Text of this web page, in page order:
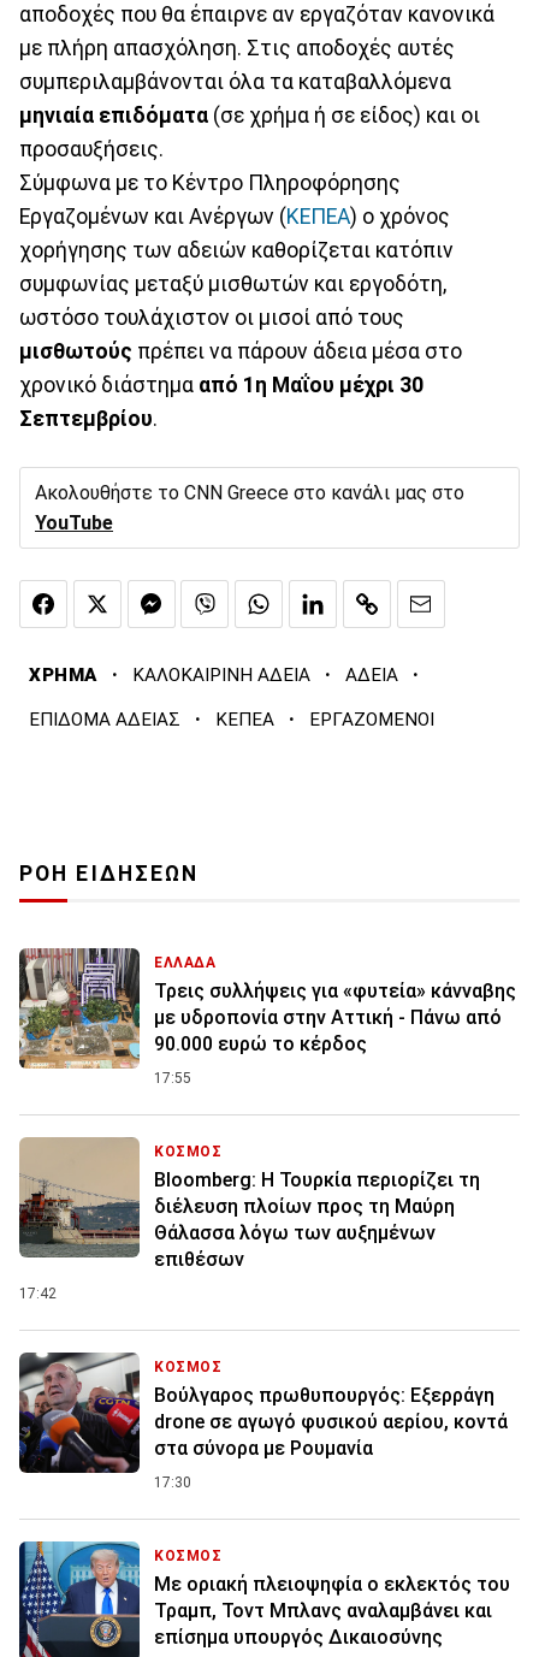
αποδοχές που θα έπαιρνε αν εργαζόταν κανονικά
με πλήρη απασχόληση. Στις αποδοχές αυτές
συμπεριλαμβάνονται όλα τα καταβαλλόμενα
μηνιαία επιδόματα (σε χρήμα ή σε είδος) και οι
προσαυξήσεις.
Σύμφωνα με το Κέντρο Πληροφόρησης
Εργαζομένων και Ανέργων (ΚΕΠΕΑ) ο χρόνος
χορήγησης των αδειών καθορίζεται κατόπιν
συμφωνίας μεταξύ μισθωτών και εργοδότη,
ωστόσο τουλάχιστον οι μισοί από τους
μισθωτούς πρέπει να πάρουν άδεια μέσα στο
χρονικό διάστημα από 1η Μαΐου μέχρι 30
Σεπτεμβρίου.
Ακολουθήστε το CNN Greece στο κανάλι μας στο
YouTube
ΧΡΗΜΑ · ΚΑΛΟΚΑΙΡΙΝΗ ΑΔΕΙΑ · ΑΔΕΙΑ ·
ΕΠΙΔΟΜΑ ΑΔΕΙΑΣ · ΚΕΠΕΑ · ΕΡΓΑΖΟΜΕΝΟΙ
ΡΟΗ ΕΙΔΗΣΕΩΝ
ΕΛΛΑΔΑ
Τρεις συλλήψεις για «φυτεία» κάνναβης
με υδροπονία στην Αττική - Πάνω από
90.000 ευρώ το κέρδος
17:55
ΚΟΣΜΟΣ
Bloomberg: Η Τουρκία περιορίζει τη
διέλευση πλοίων προς τη Μαύρη
Θάλασσα λόγω των αυξημένων
επιθέσων
17:42
ΚΟΣΜΟΣ
Βούλγαρος πρωθυπουργός: Εξερράγη
drone σε αγωγό φυσικού αερίου, κοντά
στα σύνορα με Ρουμανία
17:30
ΚΟΣΜΟΣ
Με οριακή πλειοψηφία ο εκλεκτός του
Τραμπ, Τοντ Μπλανς αναλαμβάνει και
επίσημα υπουργός Δικαιοσύνης